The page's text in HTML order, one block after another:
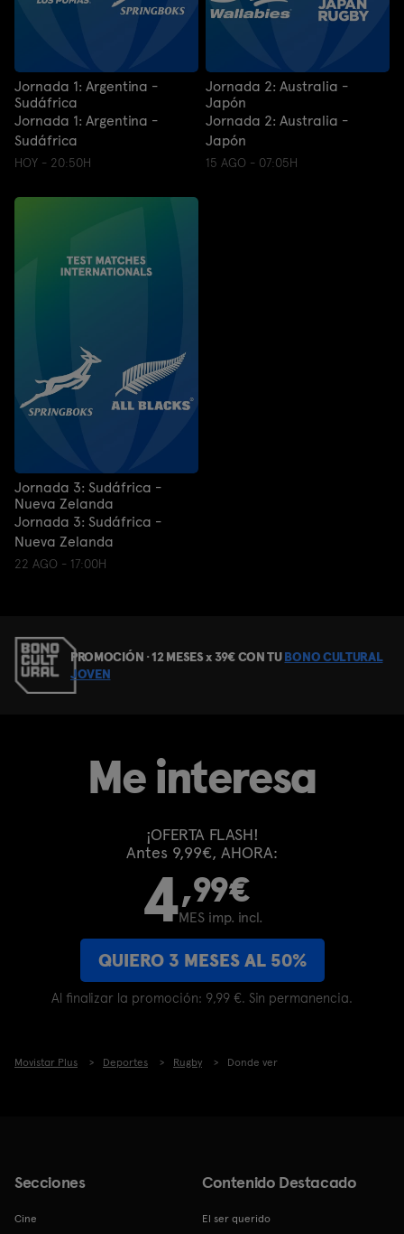
Jornada 1: Argentina -
Sudáfrica
Jornada 1: Argentina -
Sudáfrica
HOY - 20:50H
Jornada 2: Australia -
Japón
Jornada 2: Australia -
Japón
15 AGO - 07:05H
Jornada 3: Sudáfrica -
Nueva Zelanda
Jornada 3: Sudáfrica -
Nueva Zelanda
22 AGO - 17:00H
PROMOCIÓN · 12 MESES x 39€ CON TUBONO CULTURAL
JOVEN
Me interesa
¡OFERTA FLASH!
Antes 9,99€, AHORA:
4,99€
MES imp. incl.
QUIERO 3 MESES AL 50%
Al finalizar la promoción: 9,99 €. Sin permanencia.
Movistar Plus Deportes Rugby Donde ver
Secciones
Cine
Contenido Destacado
El ser querido